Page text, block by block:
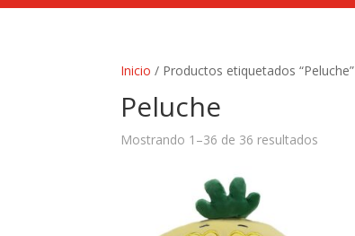
Inicio / Productos etiquetados “Peluche”
Peluche
Mostrando 1–36 de 36 resultados